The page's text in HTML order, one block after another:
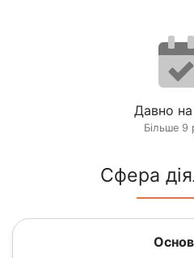
Давно на
Більше 9
Сфера